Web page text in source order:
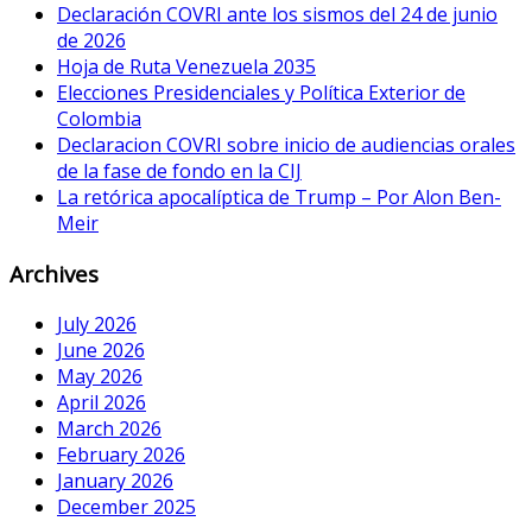
Declaración COVRI ante los sismos del 24 de junio
de 2026
Hoja de Ruta Venezuela 2035
Elecciones Presidenciales y Política Exterior de
Colombia
Declaracion COVRI sobre inicio de audiencias orales
de la fase de fondo en la CIJ
La retórica apocalíptica de Trump – Por Alon Ben-
Meir
Archives
July 2026
June 2026
May 2026
April 2026
March 2026
February 2026
January 2026
December 2025